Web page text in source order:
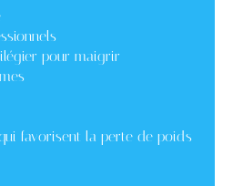
pour maigrir
favorisent la perte de poids